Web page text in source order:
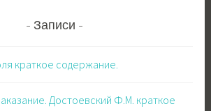
Записи
краткое содержание.
Достоевский Ф.М. краткое